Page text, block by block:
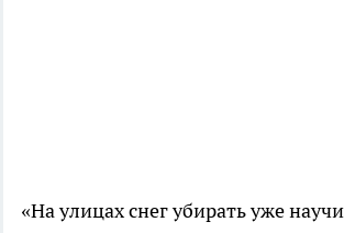
«На улицах снег убирать уже